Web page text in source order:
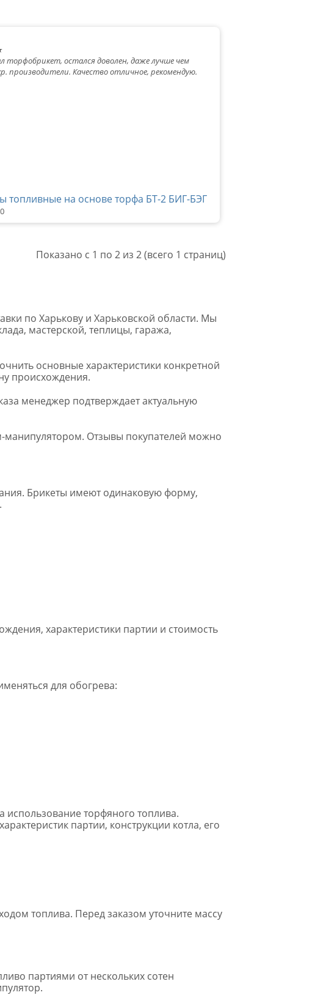
торфобрикет, остался доволен, даже лучше чем
производители. Качество отличное, рекомендую.
топливные на основе торфа БТ-2 БИГ-БЭГ
Показано с 1 по 2 из 2 (всего 1 страниц)
по Харькову и Харьковской области. Мы
мастерской, теплицы, гаража,
основные характеристики конкретной
происхождения.
менеджер подтверждает актуальную
манипулятором. Отзывы покупателей можно
Брикеты имеют одинаковую форму,
характеристики партии и стоимость
для обогрева:
использование торфяного топлива.
партии, конструкции котла, его
топлива. Перед заказом уточните массу
партиями от нескольких сотен